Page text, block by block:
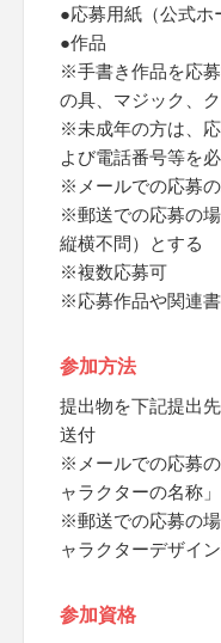
●応募用紙（公式ホ
●作品
※手書き作品を応
の具、マジック、
※未成年の方は、
よび電話番号等を
※メールでの応募
※郵送での応募の
縦横不問）とする
※複数応募可
※応募作品や関連
参加方法
提出物を下記提出
送付
※メールでの応募
ャラクターの名称
※郵送での応募の
ャラクターデザイ
参加資格